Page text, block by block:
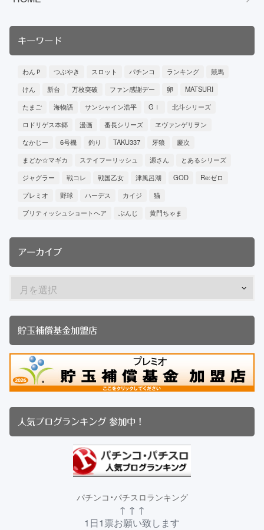
キーワード
わんＰ つぶやき スロット パチンコ ランキング
競馬
けん
新台 万枚突破 ファン感謝デー 卵
MATSURI
たまご
海物語 サンシャイン浩平 GⅠ
北斗シリーズ
ロドリゲス本郷
漫画 番長シリーズ
ヱヴァンゲリヲン
なかじー
6号機 釣り TAKU337 牙狼
慶次
まどか☆マギカ
ステイフーリッシュ 源さん
とあるシリーズ
ジャグラー
戦コレ 戦国乙女 津風呂湖 GOD
Re:ゼロ
プレミオ
野球 ハーデス カイジ
猫
ブリティッシュショートヘア
ぶんじ 黄門ちゃま
アーカイブ
貯玉補償基金加盟店
人気ブログランキング 参加中！
パチンコ・パチスロランキング
↑ ↑ ↑
1日1票お願い致します